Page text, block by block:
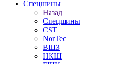
Спецшины
Назад
Спецшины
CST
NorTec
ВШЗ
НКШ